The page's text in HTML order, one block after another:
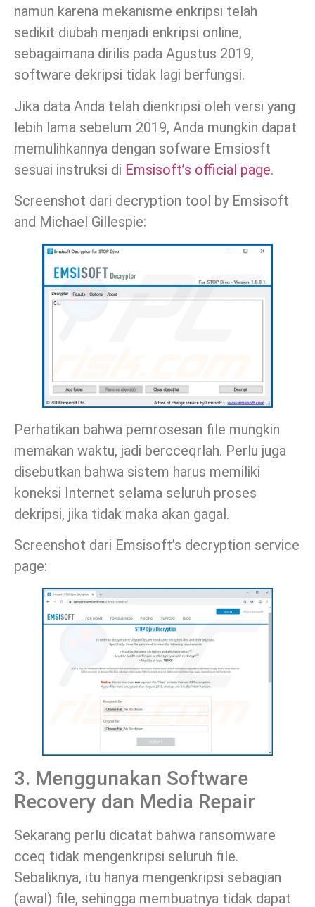
namun karena mekanisme enkripsi telah
sedikit diubah menjadi enkripsi online,
sebagaimana dirilis pada Agustus 2019,
software dekripsi tidak lagi berfungsi.
Jika data Anda telah dienkripsi oleh versi yang
lebih lama sebelum 2019, Anda mungkin dapat
memulihkannya dengan sofware Emsiosft
sesuai instruksi di Emsisoft’s official page.
Screenshot dari decryption tool by Emsisoft
and Michael Gillespie:
Perhatikan bahwa pemrosesan file mungkin
memakan waktu, jadi bercceqrlah. Perlu juga
disebutkan bahwa sistem harus memiliki
koneksi Internet selama seluruh proses
dekripsi, jika tidak maka akan gagal.
Screenshot dari Emsisoft’s decryption service
page:
3. Menggunakan Software
Recovery dan Media Repair
Sekarang perlu dicatat bahwa ransomware
cceq tidak mengenkripsi seluruh file.
Sebaliknya, itu hanya mengenkripsi sebagian
(awal) file, sehingga membuatnya tidak dapat